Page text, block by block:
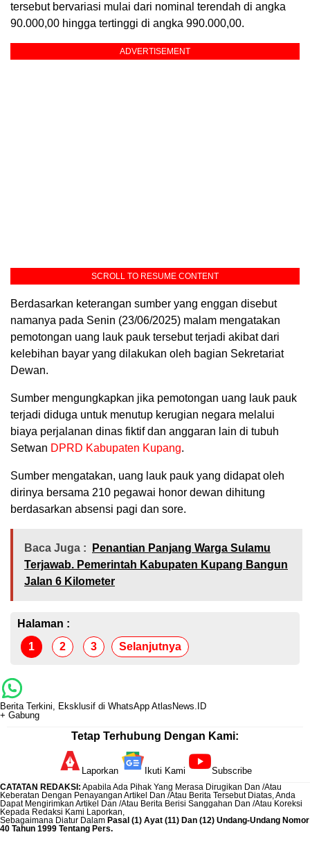
tersebut bervariasi mulai dari nominal terendah di angka
90.000,00 hingga tertinggi di angka 990.000,00.
ADVERTISEMENT
SCROLL TO RESUME CONTENT
Berdasarkan keterangan sumber yang enggan disebut
namanya pada Senin (23/06/2025) malam mengatakan
pemotongan uang lauk pauk tersebut terjadi akibat dari
kelebihan bayar yang dilakukan oleh bagian Sekretariat
Dewan.
Sumber mengungkapkan jika pemotongan uang lauk pauk
terjadi diduga untuk menutup kerugian negara melalui
biaya perjalanan dinas fiktif dan anggaran lain di tubuh
Setwan DPRD Kabupaten Kupang.
Sumber mengatakan, uang lauk pauk yang didapat oleh
dirinya bersama 210 pegawai honor dewan dihitung
berdasarkan absensi pagi dan sore.
Baca Juga :
Penantian Panjang Warga Sulamu
Terjawab. Pemerintah Kabupaten Kupang Bangun
Jalan 6 Kilometer
Halaman :
1
2 3 Selanjutnya
Berita Terkini, Eksklusif di WhatsApp AtlasNews.ID
+ Gabung
Tetap Terhubung Dengan Kami:
Laporkan Ikuti Kami Subscribe
CATATAN REDAKSI : Apabila Ada Pihak Yang Merasa Dirugikan Dan /Atau
Keberatan Dengan Penayangan Artikel Dan /Atau Berita Tersebut Diatas, Anda
Dapat Mengirimkan Artikel Dan /Atau Berita Berisi Sanggahan Dan /Atau Koreksi
Kepada Redaksi Kami Laporkan,
Sebagaimana Diatur Dalam Pasal (1) Ayat (11) Dan (12) Undang-Undang Nomor
40 Tahun 1999 Tentang Pers.